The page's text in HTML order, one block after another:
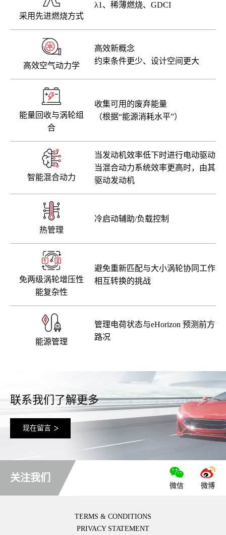
采用先进燃烧方式
λ1、稀薄燃烧、GDCI
高效空气动力学
高效新概念
约束条件更少、设计空间更大
能量回收与涡轮组
合
收集可用的废弃能量
（根据“能源消耗水平”）
智能混合动力
当发动机效率低下时进行电动驱动
当混合动力系统效率更高时，由其
驱动发动机
热管理
冷启动辅助/负载控制
免两级涡轮增压性
能复杂性
避免重新匹配与大小涡轮协同工作
相互转换的挑战
能源管理
管理电荷状态与eHorizon 预测前方
路况
联系我们了解更多
现在留言
关注我们
微信 微博
TERMS & CONDITIONS
PRIVACY STATEMENT